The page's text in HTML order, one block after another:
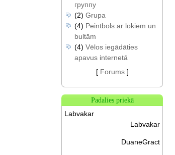
группу
(2) Grupa
(4) Peintbols ar lokiem un
bultām
(4) Vēlos iegādāties
apavus internetā
[ Forums]
Padalies priekā
Labvakar
Labvakar
DuaneGract